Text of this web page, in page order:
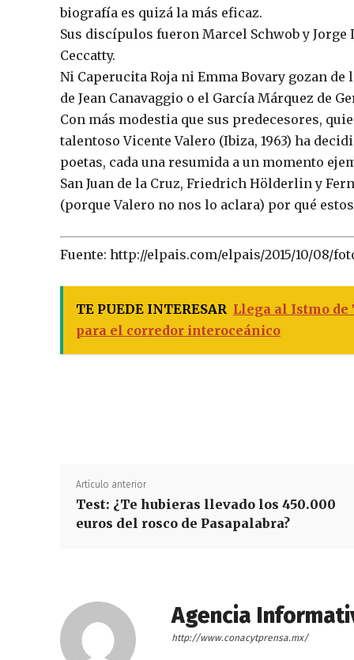
biografía es quizá la más eficaz.
Sus discípulos fueron Marcel Schwob y
Ceccatty.
Ni Caperucita Roja ni Emma Bovary gozan
de Jean Canavaggio o el García Márquez de
Con más modestia que sus predecesores,
talentoso Vicente Valero (Ibiza, 1963) ha
poetas, cada una resumida a un momento
San Juan de la Cruz, Friedrich Hölderlin y
(porque Valero no nos lo aclara) por qué
Fuente: http://elpais.com/elpais/2015/10/08/
TE PUEDE INTERESAR Llega al Istmo de
para el corredor interoceánico
Artículo anterior
Test: ¿Te hubieras llevado los 450.000
euros del rosco de Pasapalabra?
Agencia
http://www.conacytprensa.mx/